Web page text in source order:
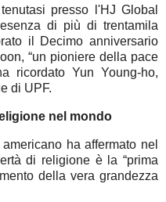
presso l'HJ Global
di più di trentamila
il Decimo anniversario
“un pioniere della pace
ricordato Yun Young-ho,
di UPF.
nel mondo
ha affermato nel
di religione è la “prima
della vera grandezza